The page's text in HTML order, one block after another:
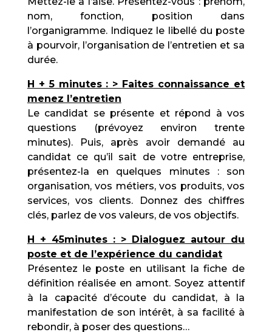
nom, fonction, position dans
l’organigramme. Indiquez le libellé du poste
à pourvoir, l’organisation de l’entretien et sa
durée.
H + 5 minutes : > Faites connaissance et
menez l’entretien
Le candidat se présente et répond à vos
questions (prévoyez environ trente
minutes). Puis, après avoir demandé au
candidat ce qu’il sait de votre entreprise,
présentez-la en quelques minutes : son
organisation, vos métiers, vos produits, vos
services, vos clients. Donnez des chiffres
clés, parlez de vos valeurs, de vos objectifs.
H + 45minutes : > Dialoguez autour du
poste et de l’expérience du candidat
Présentez le poste en utilisant la fiche de
définition réalisée en amont. Soyez attentif
à la capacité d’écoute du candidat, à la
manifestation de son intérêt, à sa facilité à
rebondir, à poser des questions…